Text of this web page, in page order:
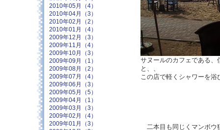
サヌールのカフェである、
と、、
この店で軽くシャワーを
二本目も同じくマンボウ
2010年05月（4）
2010年04月（3）
2010年02月（2）
2010年01月（4）
2009年12月（3）
2009年11月（4）
2009年10月（3）
2009年09月（1）
2009年08月（2）
2009年07月（4）
2009年06月（3）
2009年05月（5）
2009年04月（1）
2009年03月（3）
2009年02月（4）
2009年01月（3）